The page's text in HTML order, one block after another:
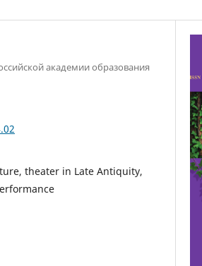
академии образования
theater in Late Antiquity,